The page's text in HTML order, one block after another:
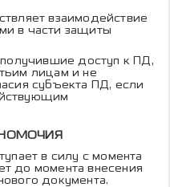
взаимодействие
в части защиты
доступ к ПД,
лицам и не
субъекта ПД, если
в силу с момента
до момента внесения
документа.